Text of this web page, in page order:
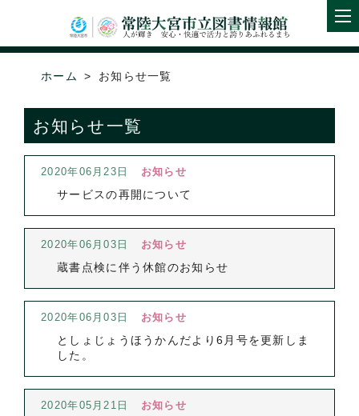
ホーム お知らせ一覧
お知らせ一覧
2020年06月23日 お知らせ
サービスの再開について
2020年06月03日 お知らせ
蔵書点検に伴う休館のお知らせ
2020年06月03日 お知らせ
としょじょうほうかんだより6月号を更新しま
した。
2020年05月21日 お知らせ